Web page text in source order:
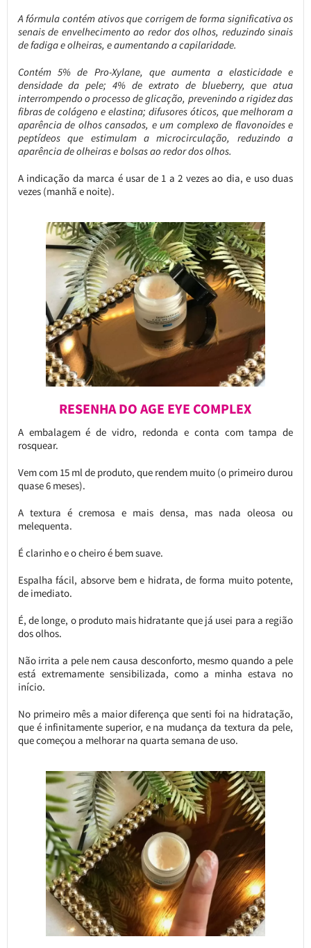
A fórmula contém ativos que corrigem de forma significativa os
senais de envelhecimento ao redor dos olhos, reduzindo sinais
de fadiga e olheiras, e aumentando a capilaridade.
Contém 5% de Pro-Xylane, que aumenta a elasticidade e
densidade da pele; 4% de extrato de blueberry, que atua
interrompendo o processo de glicação, prevenindo a rigidez das
fibras de colágeno e elastina; difusores óticos, que melhoram a
aparência de olhos cansados, e um complexo de flavonoides e
peptídeos que estimulam a microcirculação, reduzindo a
aparência de olheiras e bolsas ao redor dos olhos.
A indicação da marca é usar de 1 a 2 vezes ao dia, e uso duas
vezes (manhã e noite).
RESENHA DO AGE EYE COMPLEX
A embalagem é de vidro, redonda e conta com tampa de
rosquear.
Vem com 15 ml de produto, que rendem muito (o primeiro durou
quase 6 meses).
A textura é cremosa e mais densa, mas nada oleosa ou
melequenta.
É clarinho e o cheiro é bem suave.
Espalha fácil, absorve bem e hidrata, de forma muito potente,
de imediato.
É, de longe, o produto mais hidratante que já usei para a região
dos olhos.
Não irrita a pele nem causa desconforto, mesmo quando a pele
está extremamente sensibilizada, como a minha estava no
início.
No primeiro mês a maior diferença que senti foi na hidratação,
que é infinitamente superior, e na mudança da textura da pele,
que começou a melhorar na quarta semana de uso.